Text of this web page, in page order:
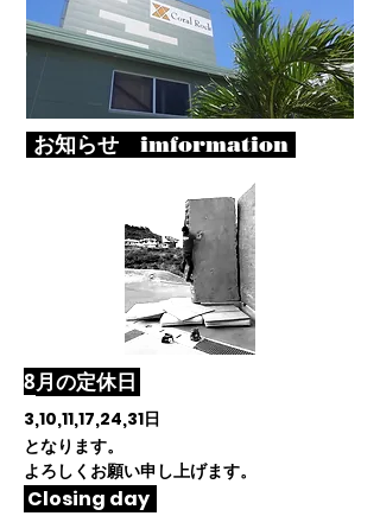
お知らせ imformation
​8月の定休日
3,10,11,17,24,31日
となります。
よろしくお願い申し上げます。
Closing day